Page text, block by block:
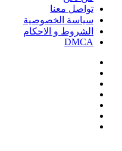
تواصل معنا
سياسة الخصوصية
الشروط و الاحكام
DMCA